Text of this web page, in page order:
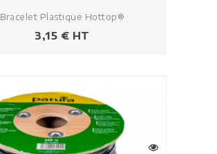
Bracelet Plastique Hottop®
Prix
3,15 € HT